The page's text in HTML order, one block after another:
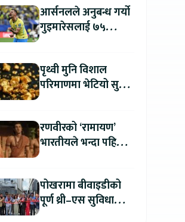
आर्सनलले अनुबन्ध गर्यो
गुइमारेसलाई ७५
पृथ्वी मुनि विशाल
परिमाणमा भेटियो सुन,
रणवीरको ‘रामायण’
भारतीयले भन्दा पहिला
पोखरामा बीवाइडीको
पूर्ण थ्री–एस सुविधा